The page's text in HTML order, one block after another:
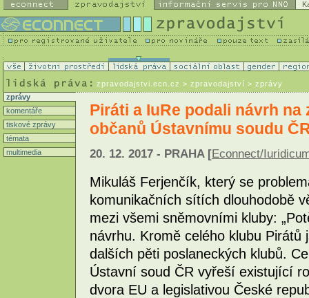
zpravodajstvi.ecn.cz > zpravodajství > zprávy
zprávy
komentáře
tiskové zprávy
témata
multimedia
Piráti a IuRe podali návrh
občanů Ústavnímu soudu
20. 12. 2017 - PRAHA [Econnect/
Mikuláš Ferjenčík, který se
komunikačních sítích dlouhodobě
mezi všemi sněmovními kluby:
návrhu. Kromě celého klubu Pirátů
dalších pěti poslaneckých klubů.
Ústavní soud ČR vyřeší existující
dvora EU a legislativou České